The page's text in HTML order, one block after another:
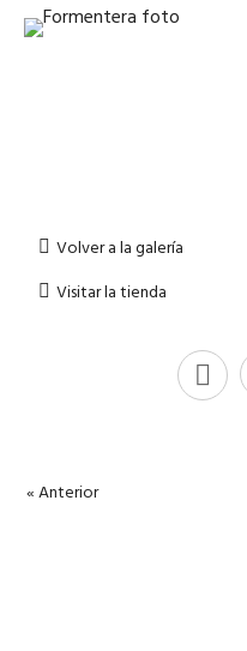
Volver a la galería
Visitar la tienda
« Anterior